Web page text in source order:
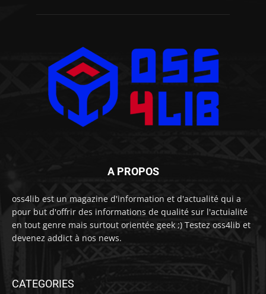
A PROPOS
oss4lib est un magazine d'information et d'actualité qui a
pour but d'offrir des informations de qualité sur l'actuialité
en tout genre mais surtout orientée geek ;) Testez oss4lib et
devenez addict à nos news.
CATEGORIES